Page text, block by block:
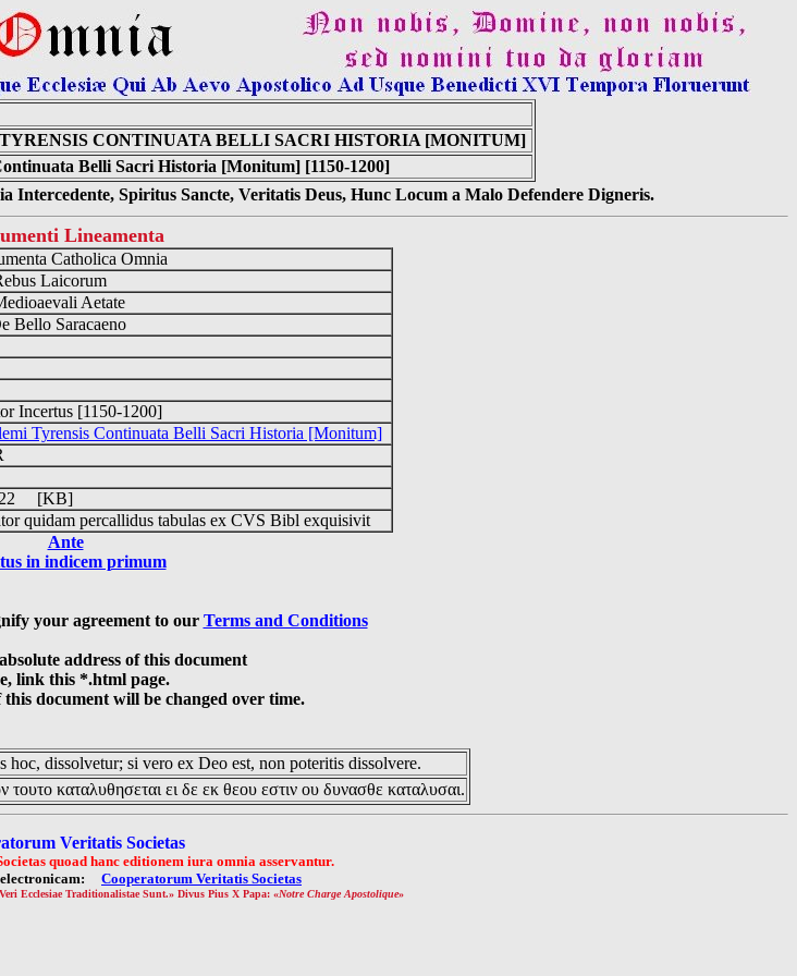
CONTINUATA BELLI SACRI HISTORIA [MONITUM]
Belli Sacri Historia [Monitum] [1150-1200]
Spiritus Sancte, Veritatis Deus, Hunc Locum a Malo Defendere Digneris.
Lineamenta
Catholica Omnia
Laicorum
Aetate
Bello Saracaeno
Incertus [1150-1200]
Tyrensis Continuata Belli Sacri Historia [Monitum]
[KB]
quidam percallidus tabulas ex CVS Bibl exquisivit
Ante
in indicem primum
your agreement to our Terms and Conditions
address of this document
link this *.html page.
this document will be changed over time.
hoc, dissolvetur; si vero ex Deo est, non poteritis dissolvere.
καταλυθησεται ει δε εκ θεου εστιν ου δυνασθε καταλυσαι.
Veritatis Societas
quoad hanc editionem iura omnia asservantur.
Cooperatorum Veritatis Societas
Ecclesiae Traditionalistae Sunt.» Divus Pius X Papa: «Notre Charge Apostolique»